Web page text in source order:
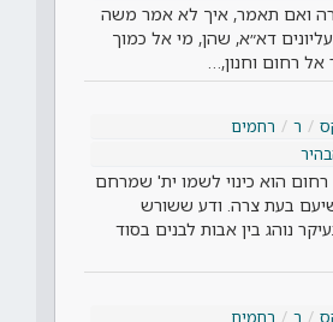
ואם תאמר, איך לא אמר משה
דא״א, שהן, מי אל כמוך
רחום וחנון,…
ר
רחמים
הוא כינוי לשמו ית' שמרחם
בעת צרה. ודע ששורש
נוהג בין אבות לבנים בסוד
ר רחמים